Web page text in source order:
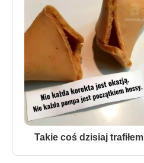
Takie coś dzisiaj trafiłem